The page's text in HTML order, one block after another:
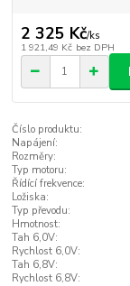
2 325 Kč/ks
1 921,49 Kč bez DPH
Číslo produktu:
Napájení:
Rozměry:
Typ motoru:
Řídící frekvence:
Ložiska:
Typ převodu:
Hmotnost:
Tah 6,0V:
Rychlost 6,0V:
Tah 6,8V:
Rychlost 6,8V: